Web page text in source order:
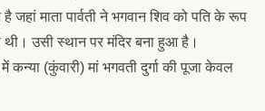
जहां माता पार्वती ने भगवान शिव को पति के रूप
थी। उसी स्थान पर मंदिर बना हुआ है।
कन्या (कुंवारी) मां भगवती दुर्गा की पूजा केवल